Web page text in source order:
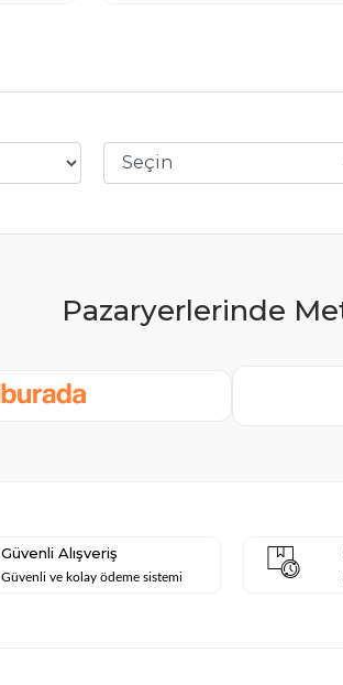
Güvenli Alışveriş
Güvenli ve kolay ödeme sistemi